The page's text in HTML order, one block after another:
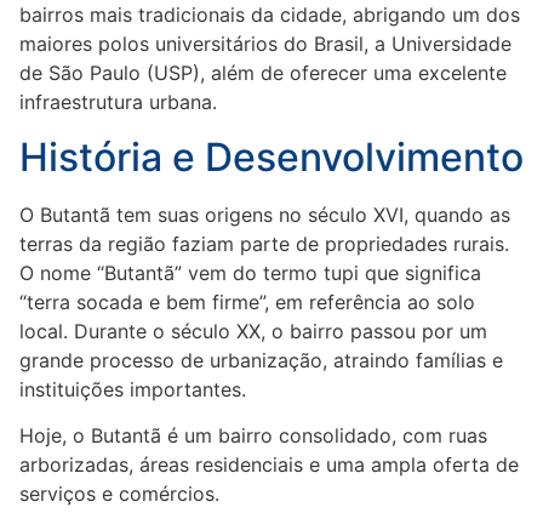
bairros mais tradicionais da cidade, abrigando um dos
maiores polos universitários do Brasil, a Universidade
de São Paulo (USP), além de oferecer uma excelente
infraestrutura urbana.
História e Desenvolvimento
O Butantã tem suas origens no século XVI, quando as
terras da região faziam parte de propriedades rurais.
O nome “Butantã” vem do termo tupi que significa
“terra socada e bem firme”, em referência ao solo
local. Durante o século XX, o bairro passou por um
grande processo de urbanização, atraindo famílias e
instituições importantes.
Hoje, o Butantã é um bairro consolidado, com ruas
arborizadas, áreas residenciais e uma ampla oferta de
serviços e comércios.